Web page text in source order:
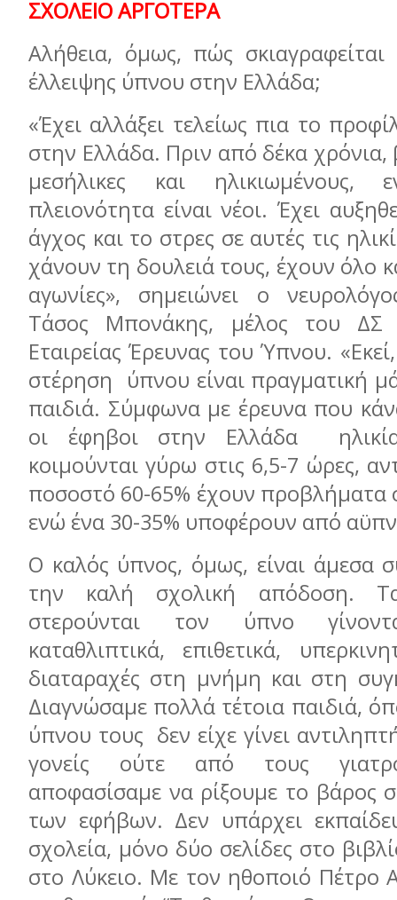
ΣΧΟΛΕΙΟ ΑΡΓΟΤΕΡΑ
Αλήθεια, όμως, πώς
έλλειψης ύπνου στην Ελλάδα;
«Έχει αλλάξει τελείως πια το
στην Ελλάδα. Πριν από δέκα χρόνια,
μεσήλικες και
πλειονότητα είναι νέοι. Έχει
άγχος και το στρες σε αυτές τις
χάνουν τη δουλειά τους, έχουν όλο
αγωνίες», σημειώνει ο
Τάσος Μπονάκης, μέλος του ΔΣ
Εταιρείας Έρευνας του Ύπνου.
στέρηση ύπνου είναι πραγματική
παιδιά. Σύμφωνα με έρευνα που
οι έφηβοι στην Ελλάδα
κοιμούνται γύρω στις 6,5-7 ώρες,
ποσοστό 60-65% έχουν προβλήματα
ενώ ένα 30-35% υποφέρουν από
Ο καλός ύπνος, όμως, είναι άμεσα
την καλή σχολική απόδοση.
στερούνται τον ύπνο
καταθλιπτικά, επιθετικά,
διαταραχές στη μνήμη και στη
Διαγνώσαμε πολλά τέτοια παιδιά,
ύπνου τους δεν είχε γίνει
γονείς ούτε από τους
αποφασίσαμε να ρίξουμε το βάρος
των εφήβων. Δεν υπάρχει
σχολεία, μόνο δύο σελίδες στο
στο Λύκειο. Με τον ηθοποιό Πέτρο